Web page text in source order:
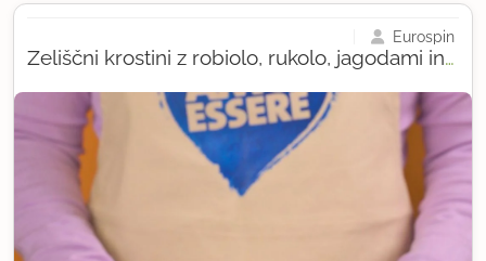
Zeliščni krostini z robiolo, rukolo, jagodami in redukcijo balzamičnega kisa
Eurospin